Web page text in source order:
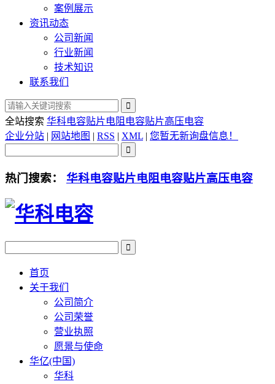
案例展示
资讯动态
公司新闻
行业新闻
技术知识
联系我们
全站搜索 华科电容贴片电阻电容贴片高压电容
企业分站 | 网站地图 | RSS | XML | 您暂无新询盘信息！
热门搜索： 华科电容贴片电阻电容贴片高压电容
首页
关于我们
公司简介
公司荣誉
营业执照
愿景与使命
华亿(中国)
华科